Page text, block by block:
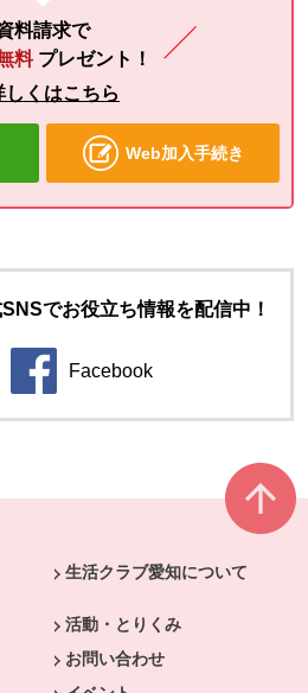
料請求で
料 プレゼント！
しくはこちら
Web加入手続き
でお役立ち情報を配信中！
ドウで開きます。
Facebook
別のウィンドウで開きま
生活クラブ愛知について
活動・とりくみ
お問い合わせ